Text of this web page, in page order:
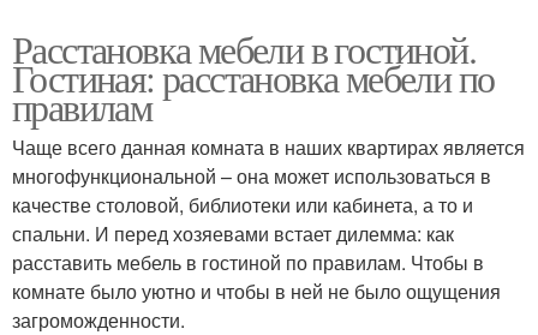
Расстановка мебели в гостиной.
Гостиная: расстановка мебели по
правилам
Чаще всего данная комната в наших квартирах является
многофункциональной – она может использоваться в
качестве столовой, библиотеки или кабинета, а то и
спальни. И перед хозяевами встает дилемма: как
расставить мебель в гостиной по правилам. Чтобы в
комнате было уютно и чтобы в ней не было ощущения
загроможденности.